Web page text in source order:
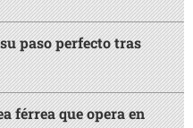
paso perfecto tras
férrea que opera en